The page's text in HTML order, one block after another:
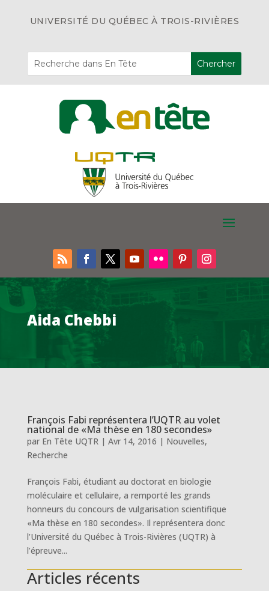
UNIVERSITÉ DU QUÉBEC À TROIS-RIVIÈRES
Aida Chebbi
François Fabi représentera l’UQTR au volet
national de «Ma thèse en 180 secondes»
par En Tête UQTR| Avr 14, 2016 | Nouvelles,
Recherche
François Fabi, étudiant au doctorat en biologie
moléculaire et cellulaire, a remporté les grands
honneurs du concours de vulgarisation scientifique
«Ma thèse en 180 secondes». Il représentera donc
l’Université du Québec à Trois-Rivières (UQTR) à
l’épreuve...
Articles récents